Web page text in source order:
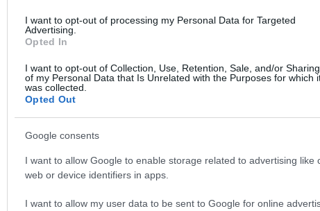
I want to opt-out of processing my Personal Data for Targeted
Advertising.
Opted In
I want to opt-out of Collection, Use, Retention, Sale, and/or Sharing
of my Personal Data that Is Unrelated with the Purposes for which
was collected.
Opted Out
Google consents
I want to allow Google to enable storage related to advertising like
web or device identifiers in apps.
I want to allow my user data to be sent to Google for online